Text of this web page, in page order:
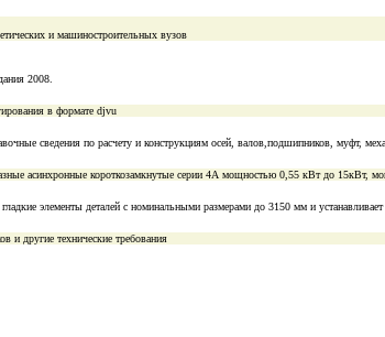
и машиностроительных вузов
2008.
в формате djvu
сведения по расчету и конструкциям осей, валов,подшипников, муфт,
асинхронные короткозамкнутые серии 4А мощностью 0,55 кВт до 15кВт,
элементы деталей с номинальными размерами до 3150 мм и
и другие технические требования